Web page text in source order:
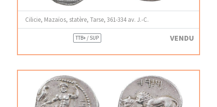
Cilicie, Mazaïos, statère, Tarse, 361-334 av. J.-C.
TTB+ / SUP VENDU